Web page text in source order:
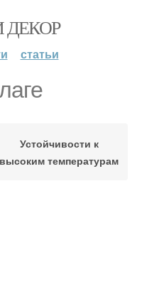
ДЕКОР
статьи
Устойчивости к
высоким температурам